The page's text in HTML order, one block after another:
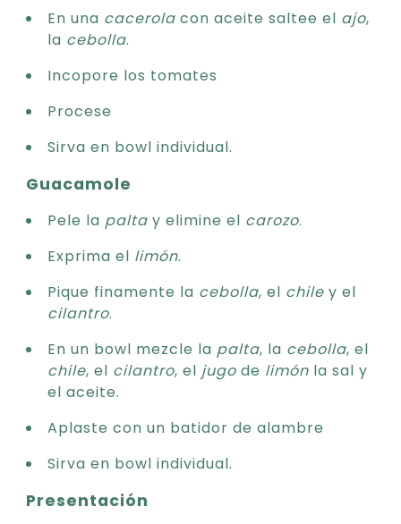
En una cacerola con aceite saltee el ajo,
la cebolla.
Incopore los tomates
Procese
Sirva en bowl individual.
Guacamole
Pele la palta y elimine el carozo.
Exprima el limón.
Pique finamente la cebolla, el chile y el
cilantro.
En un bowl mezcle la palta, la cebolla, el
chile, el cilantro, el jugo de limón la sal y
el aceite.
Aplaste con un batidor de alambre
Sirva en bowl individual.
Presentación